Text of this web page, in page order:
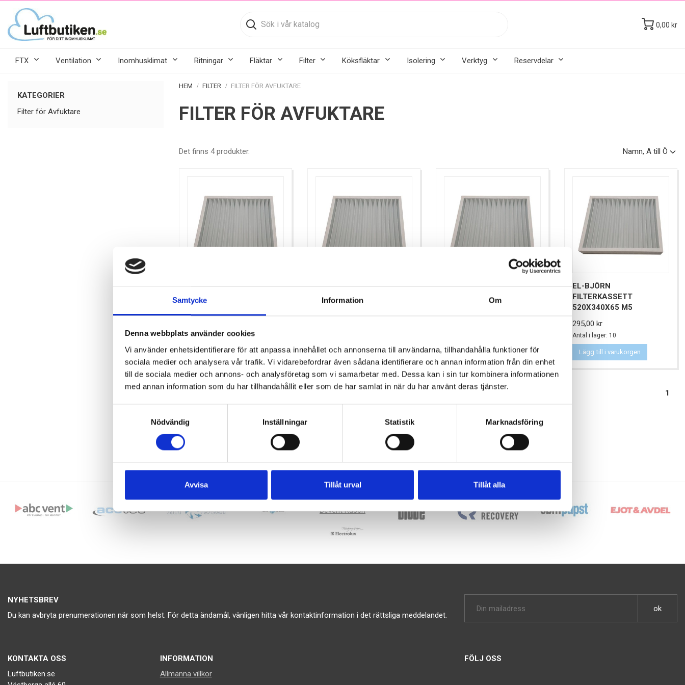
Samtycke Information Om
Denna webbplats använder cookies
Vi använder enhetsidentifierare för att anpassa innehållet och annonserna till användarna, tillhandahålla funktioner för
sociala medier och analysera vår trafik. Vi vidarebefordrar även sådana identifierare och annan information från din enhet
till de sociala medier och annons- och analysföretag som vi samarbetar med. Dessa kan i sin tur kombinera informationen
med annan information som du har tillhandahållit eller som de har samlat in när du har använt deras tjänster.
Nödvändig
Inställningar Statistik Marknadsföring
Avvisa Tillåt urval Tillåt alla
0,00 kr
FTX Ventilation Inomhusklimat Ritningar Fläktar Filter Köksfläktar Isolering Verktyg Reservdelar
KATEGORIER
Filter för Avfuktare
HEM FILTER FILTER FÖR AVFUKTARE
FILTER FÖR AVFUKTARE
Det finns 4 produkter. Namn, A till Ö
EL-BJÖRN A150 FILTER
Antal i lager: 10
Lägg till i varukorgen
EL-BJÖRN A155 FILTER
Lägg till i varukorgen
EL-BJÖRN
FILTERKASSETT
Lägg till i varukorgen
EL-BJÖRN
FILTERKASSETT
520X340X65 M5
Pris
295,00 kr
Antal i lager: 10
Lägg till i varukorgen
1
Filter för Avfuktare
Bevent Rasch
NYHETSBREV
Du kan avbryta prenumerationen när som helst. För detta ändamål, vänligen hitta vår kontaktinformation i det rättsliga meddelandet.
KONTAKTA OSS
Luftbutiken.se
INFORMATION
Allmänna villkor
FÖLJ OSS